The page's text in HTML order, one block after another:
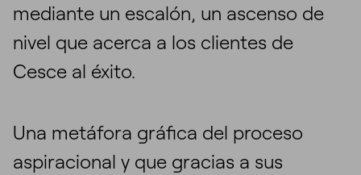
mediante un escalón, un ascenso de
nivel que acerca a los clientes de
Cesce al éxito.
Una metáfora gráfica del proceso
aspiracional y que gracias a sus